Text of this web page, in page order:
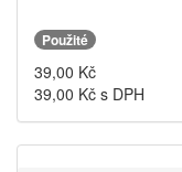
Použité
39,00 Kč
39,00 Kč s DPH